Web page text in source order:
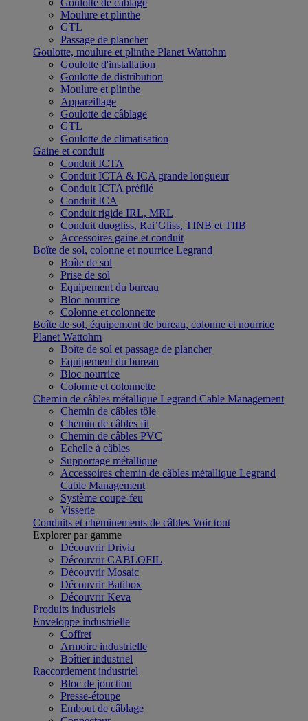
Goulotte de câblage
Moulure et plinthe
GTL
Passage de plancher
Goulotte, moulure et plinthe Planet Wattohm
Goulotte d'installation
Goulotte de distribution
Moulure et plinthe
Appareillage
Goulotte de câblage
GTL
Goulotte de climatisation
Gaine et conduit
Conduit ICTA
Conduit ICTA & ICA grande longueur
Conduit ICTA préfilé
Conduit ICA
Conduit rigide IRL, MRL
Conduit duogliss, Rai’Gliss, TINB et TIIB
Accessoires gaine et conduit
Boîte de sol, colonne et nourrice Legrand
Boîte de sol
Prise de sol
Equipement du bureau
Bloc nourrice
Colonne et colonnette
Boîte de sol, équipement de bureau, colonne et nourrice
Planet Wattohm
Boîte de sol et passage de plancher
Equipement du bureau
Bloc nourrice
Colonne et colonnette
Chemin de câbles métallique Legrand Cable Management
Chemin de câbles tôle
Chemin de câbles fil
Chemin de câbles PVC
Echelle à câbles
Supportage métallique
Accessoires chemin de câbles métallique Legrand
Cable Management
Système coupe-feu
Visserie
Conduits et cheminements de câbles Voir tout
Explorer par gamme
Découvrir Drivia
Découvrir CABLOFIL
Découvrir Mosaic
Découvrir Batibox
Découvrir Keva
Produits industriels
Enveloppe industrielle
Coffret
Armoire industrielle
Boîtier industriel
Raccordement industriel
Bloc de jonction
Presse-étoupe
Embout de câblage